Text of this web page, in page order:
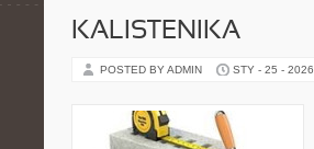
KALISTENIKA
POSTED BY ADMIN STY - 25 - 2026